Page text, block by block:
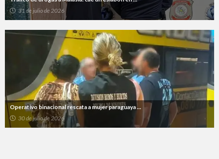
31 de julio de 2026
Operativo binacional rescata a mujer paraguaya ...
30 de julio de 2026